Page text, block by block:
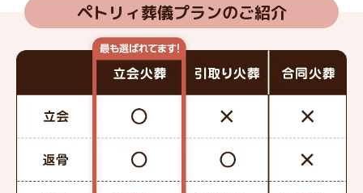
ペトリィ葬儀プランのご紹介